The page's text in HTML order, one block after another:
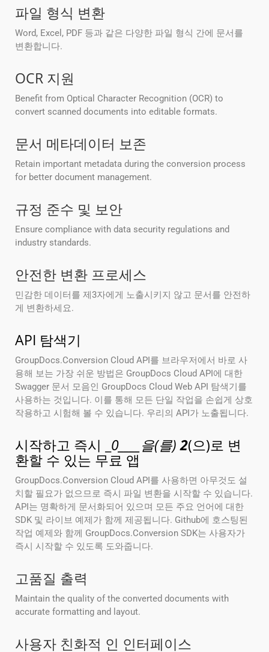
파일 형식 변환
Word, Excel, PDF 등과 같은 다양한 파일 형식 간에 문서를
변환합니다.
OCR 지원
Benefit from Optical Character Recognition (OCR) to
convert scanned documents into editable formats.
문서 메타데이터 보존
Retain important metadata during the conversion process
for better document management.
규정 준수 및 보안
Ensure compliance with data security regulations and
industry standards.
안전한 변환 프로세스
민감한 데이터를 제3자에게 노출시키지 않고 문서를 안전하
게 변환하세요.
API 탐색기
GroupDocs.Conversion Cloud API를 브라우저에서 바로 사
용해 보는 가장 쉬운 방법은 GroupDocs Cloud API에 대한
Swagger 문서 모음인 GroupDocs Cloud Web API 탐색기를
사용하는 것입니다. 이를 통해 모든 단일 작업을 손쉽게 상호
작용하고 시험해 볼 수 있습니다. 우리의 API가 노출됩니다.
시작하고 즉시 _ 0____을(를)2(으)로 변
환할 수 있는 무료 앱
GroupDocs.Conversion Cloud API를 사용하면 아무것도 설
치할 필요가 없으므로 즉시 파일 변환을 시작할 수 있습니다.
API는 명확하게 문서화되어 있으며 모든 주요 언어에 대한
SDK 및 라이브 예제가 함께 제공됩니다. Github에 호스팅된
작업 예제와 함께 GroupDocs.Conversion SDK는 사용자가
즉시 시작할 수 있도록 도와줍니다.
고품질 출력
Maintain the quality of the converted documents with
accurate formatting and layout.
사용자 친화적 인 인터페이스